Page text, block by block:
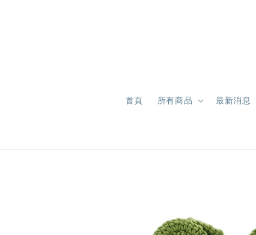
首頁 所有商品 最新消息